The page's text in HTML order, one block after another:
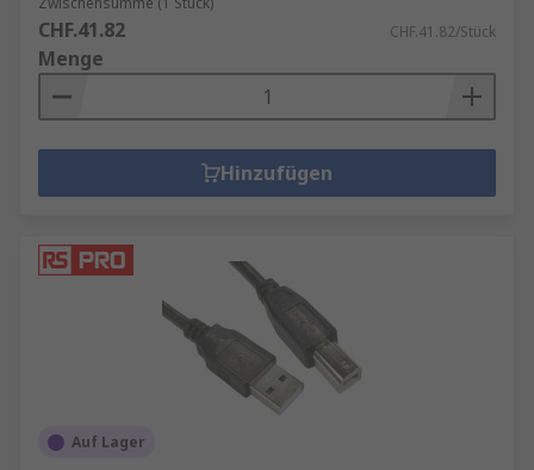
eine zuverlässige Stromverbindung
zwischen Netzteil und Komponenten,
sondern verbessern auch das
Kabelmanagement und die Luftzirkulation
im PC.
CHF.41.82 CHF.41.82/Stück
Menge
Hinzufügen
Auf Lager